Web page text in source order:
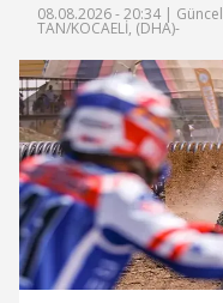
08.08.2026 - 20:34 |
TAN/KOCAELİ, (DHA)-